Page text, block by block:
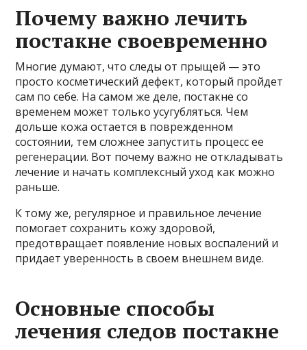
Почему важно лечить
постакне своевременно
Многие думают, что следы от прыщей — это
просто косметический дефект, который пройдет
сам по себе. На самом же деле, постакне со
временем может только усугубляться. Чем
дольше кожа остается в поврежденном
состоянии, тем сложнее запустить процесс ее
регенерации. Вот почему важно не откладывать
лечение и начать комплексный уход как можно
раньше.
К тому же, регулярное и правильное лечение
помогает сохранить кожу здоровой,
предотвращает появление новых воспалений и
придает уверенность в своем внешнем виде.
Основные способы
лечения следов постакне